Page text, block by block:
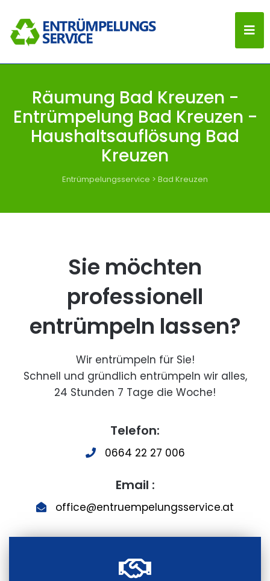
Räumung Bad Kreuzen -
Entrümpelung Bad Kreuzen -
Haushaltsauflösung Bad
Kreuzen
Entrümpelungsservice > Bad Kreuzen
Sie möchten
professionell
entrümpeln lassen?
Wir entrümpeln für Sie!
Schnell und gründlich entrümpeln wir alles,
24 Stunden 7 Tage die Woche!
Telefon:
0664 22 27 006
Email :
office@entruempelungsservice.at